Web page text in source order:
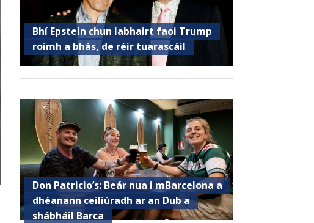
Bhí Epstein chun labhairt faoi Trump
roimh a bhás, de réir tuarascáil
Don Patricio’s: Beár nua i mBarcelona a
dhéanann ceiliúradh ar an Dub a
shábháil Barca